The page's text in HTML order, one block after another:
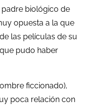
padre biológico de
opuesta a la que
las películas de su
pudo haber
ficcionado),
poca relación con